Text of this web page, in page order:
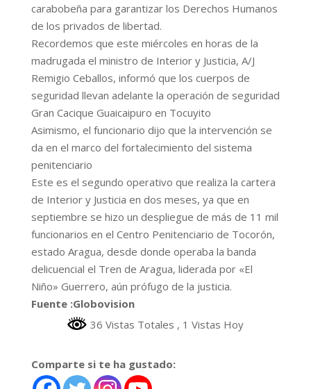
carabobeña para garantizar los Derechos Humanos
de los privados de libertad.
Recordemos que este miércoles en horas de la
madrugada el ministro de Interior y Justicia, A/J
Remigio Ceballos, informó que los cuerpos de
seguridad llevan adelante la operación de seguridad
Gran Cacique Guaicaipuro en Tocuyito
Asimismo, el funcionario dijo que la intervención se
da en el marco del fortalecimiento del sistema
penitenciario
Este es el segundo operativo que realiza la cartera
de Interior y Justicia en dos meses, ya que en
septiembre se hizo un despliegue de más de 11 mil
funcionarios en el Centro Penitenciario de Tocorón,
estado Aragua, desde donde operaba la banda
delicuencial el Tren de Aragua, liderada por «El
Niño» Guerrero, aún prófugo de la justicia.
Fuente :Globovision
36 Vistas Totales , 1 Vistas Hoy
Comparte si te ha gustado: